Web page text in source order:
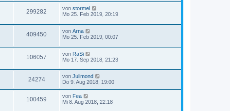
299282 von stormel
Mo 25. Feb 2019, 20:19
409450 von Arna
Mo 25. Feb 2019, 00:07
106057 von RaSi
Mo 17. Sep 2018, 21:23
24274 von Julimond
Do 9. Aug 2018, 19:00
100459 von Fea
Mi 8. Aug 2018, 22:18